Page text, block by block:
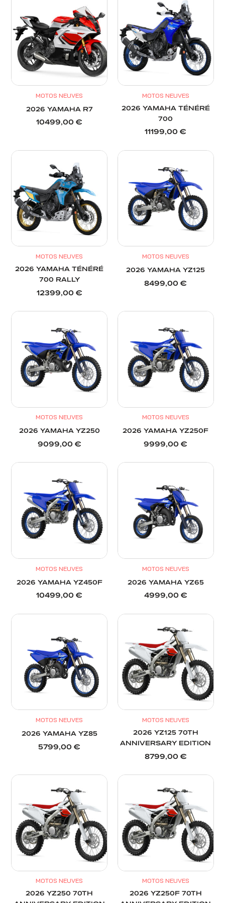
MOTOS NEUVES
2026 YAMAHA R7
10499,00€
MOTOS NEUVES
2026 YAMAHA TÉNÉRÉ
700
11199,00€
MOTOS NEUVES
2026 YAMAHA TÉNÉRÉ
700 RALLY
12399,00 €
MOTOS NEUVES
2026 YAMAHA YZ125
8499,00€
MOTOS NEUVES
2026 YAMAHA YZ250
9099,00 €
MOTOS NEUVES
2026 YAMAHA YZ250F
9999,00€
MOTOS NEUVES
2026 YAMAHA YZ450F
10499,00€
MOTOS NEUVES
2026 YAMAHA YZ65
4999,00 €
MOTOS NEUVES
2026 YAMAHA YZ85
5799,00€
MOTOS NEUVES
2026 YZ125 70TH
ANNIVERSARY EDITION
8799,00 €
MOTOS NEUVES
2026 YZ250 70TH
MOTOS NEUVES
2026 YZ250F 70TH